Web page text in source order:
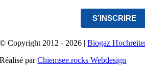
S’INSCRIRE
© Copyright 2012 - 2026 |Biogaz
Réalisé parChiemsee.rocks Webdesign